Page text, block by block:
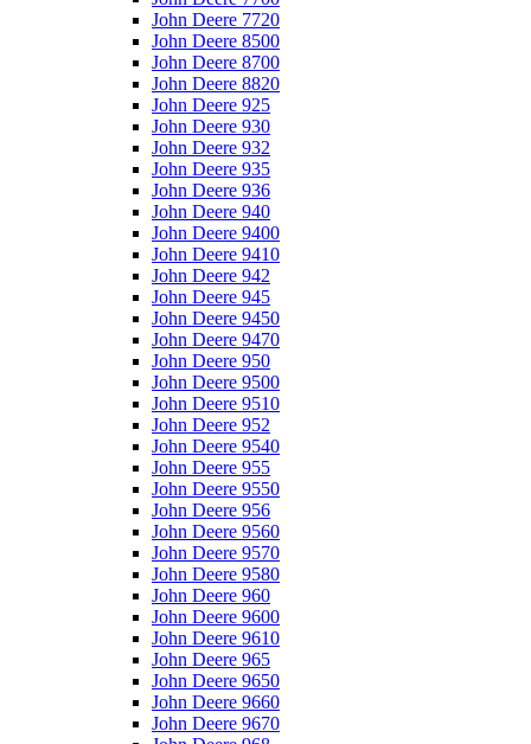
John Deere 7720
John Deere 8500
John Deere 8700
John Deere 8820
John Deere 925
John Deere 930
John Deere 932
John Deere 935
John Deere 936
John Deere 940
John Deere 9400
John Deere 9410
John Deere 942
John Deere 945
John Deere 9450
John Deere 9470
John Deere 950
John Deere 9500
John Deere 9510
John Deere 952
John Deere 9540
John Deere 955
John Deere 9550
John Deere 956
John Deere 9560
John Deere 9570
John Deere 9580
John Deere 960
John Deere 9600
John Deere 9610
John Deere 965
John Deere 9650
John Deere 9660
John Deere 9670